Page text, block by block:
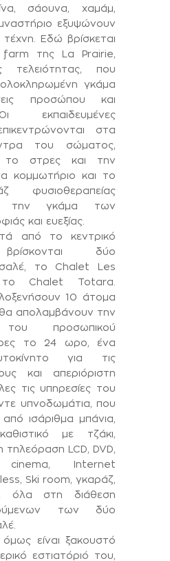
σάουνα, χαμάμ,
εξυψώνουν
Εδώ βρίσκεται
της La Prairie,
τελειότητας, που
γκάμα
προσώπου και
εκπαιδευμένες
στα
του σώματος,
το στρες και την
κομμωτήριο και το
φυσιοθεραπείας
την γκάμα των
και ευεξίας.
από το κεντρικό
δύο
το Chalet Les
Chalet Totara.
10 άτομα
απολαμβάνουν την
του προσωπικού
το 24 ωρο, ένα
για τις
και απεριόριστη
τις υπηρεσίες του
υπνοδωμάτια, που
από ισάριθμα μπάνια,
με τζάκι,
τηλεόραση LCD, DVD,
Internet
Ski room, γκαράζ,
όλα στη διάθεση
των δύο
όμως είναι ξακουστό
εστιατόριό του,